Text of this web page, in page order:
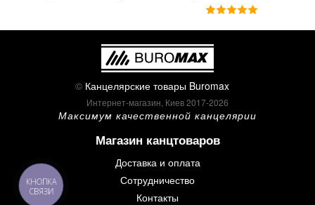
© Канцелярские товары Buromax
Интернет-магазин, Киев 2017-2026
Максимум качественной канцелярии
Магазин канцтоваров
Доставка и оплата
Сотрудничество
Контакты
КНОПКА
СВЯЗИ